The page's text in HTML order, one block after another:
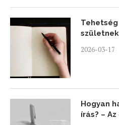
2026-03-17
Hogyan
írás? –